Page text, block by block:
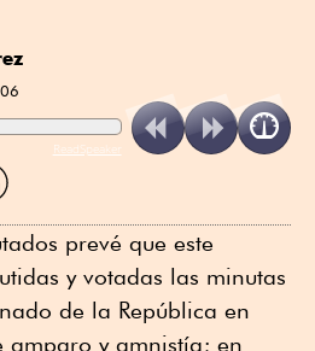
ReadSpeaker
prevé que este
y votadas las minutas
de la República en
amparo y amnistía; en